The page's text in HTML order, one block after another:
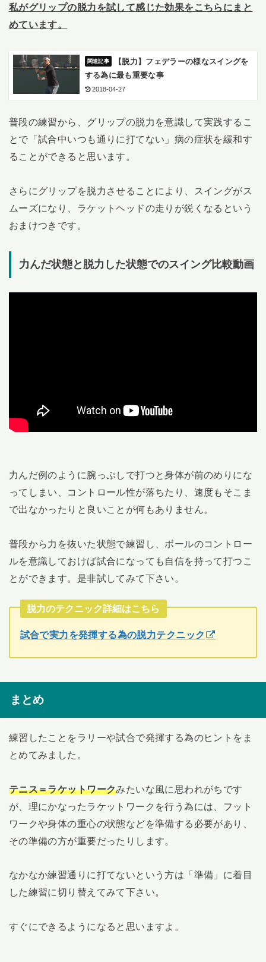
私がグリップの脱力を試して感じた効果をこちらにまと
めています。
【脱力】フェデラーの様なスイングを
する為に最も重要な事
2018-04-27
普段の練習から、グリップの脱力を意識して実践するこ
とで「試合中いつも通りに打てない」病の症状を緩和す
ることができると思います。
さらにグリップを脱力させることにより、スイングがス
ムーズになり、ラケットヘッドの走りが鋭くなるという
おまけつきです。
力んだ状態と脱力した状態でのスイング比較動画
力んだ例のように腕っぷしで打つと身体が前のめりにな
ってしまい、コントロール性が落ちたり、速度もそこま
で出なかったりと良いことが何もありません。
普段から力を抜いた状態で練習し、ボールのコントロー
ルを意識しておけば試合になっても自信を持って打つこ
とができます。是非試してみて下さい。
脱力のテクニック詳細はこちら
試合で実力を発揮する為の脱力テクニック
まとめ
練習したことをラリーや試合で発揮する為のヒントをま
とめてみました。
テニス＝ラケットワークみたいな風に思われがちです
が、理にかなったラケットワークを行う為には、フット
ワークや身体の重心の状態などを準備する必要があり、
その準備の方が重要だったりします。
なかなか練習通りに打てないという方は「準備」に着目
した練習に切り替えてみて下さい。
すぐにできるようになると思いますよ。